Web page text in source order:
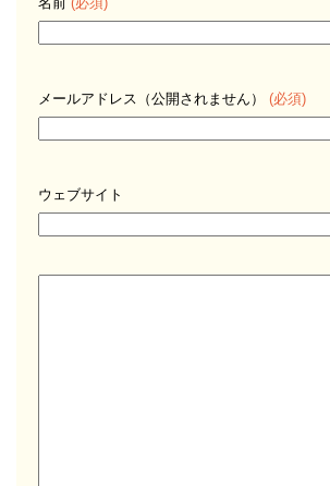
メールアドレス（公開されません） (必須)
ウェブサイト